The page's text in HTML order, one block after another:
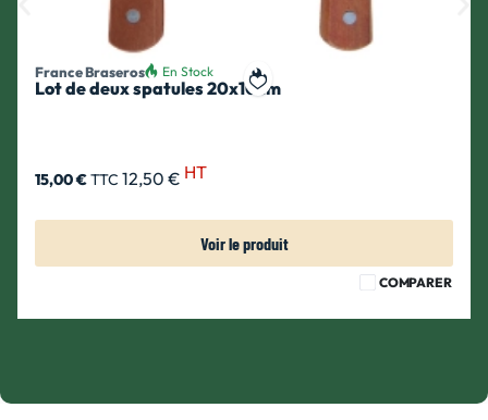
Ajouter à ma liste de souhait
France Braseros En Stock
Lot de deux spatules 20x10cm
15,00 €TTC 12,50 € HT
Voir le produit
COMPARER